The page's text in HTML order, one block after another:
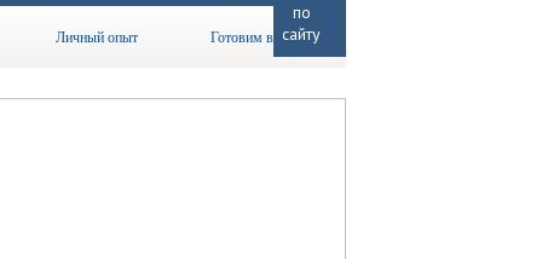
Личный опыт Готовим вместе